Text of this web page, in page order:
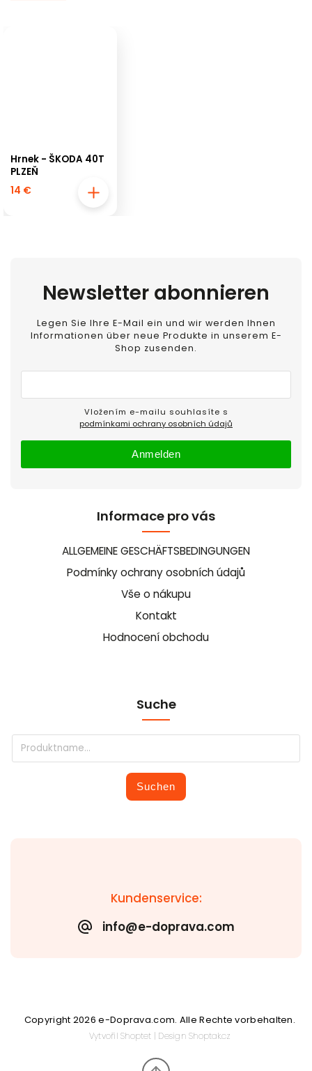
Hrnek - ŠKODA 40T
PLZEŇ
14 €
Kundenservice:
info@e-doprava.com
Informace pro vás
ALLGEMEINE GESCHÄFTSBEDINGUNGEN
Podmínky ochrany osobních údajů
Vše o nákupu
Kontakt
Hodnocení obchodu
Newsletter abonnieren
Legen Sie Ihre E-Mail ein und wir werden Ihnen
Informationen über neue Produkte in unserem E-
Shop zusenden.
podmínkami ochrany osobních údajů
Anmelden
Suche
Suchen
Copyright 2026e-Doprava.com. Alle Rechte vorbehalten.
VytvořilShoptet | DesignShoptak.cz